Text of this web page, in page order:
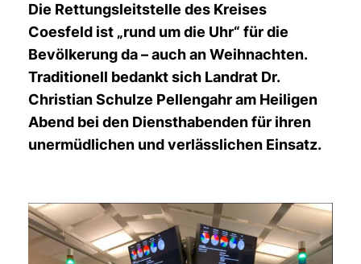
Die Rettungsleitstelle des Kreises
Coesfeld ist „rund um die Uhr“ für die
Bevölkerung da – auch an Weihnachten.
Traditionell bedankt sich Landrat Dr.
Christian Schulze Pellengahr am Heiligen
Abend bei den Diensthabenden für ihren
unermüdlichen und verlässlichen Einsatz.